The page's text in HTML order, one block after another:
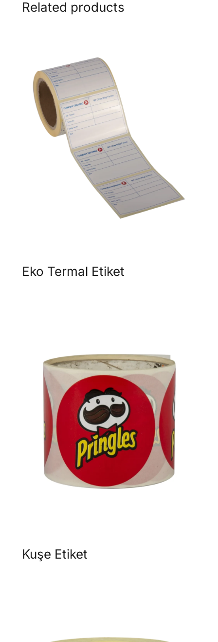
Related products
Eko Termal Etiket
Kuşe Etiket